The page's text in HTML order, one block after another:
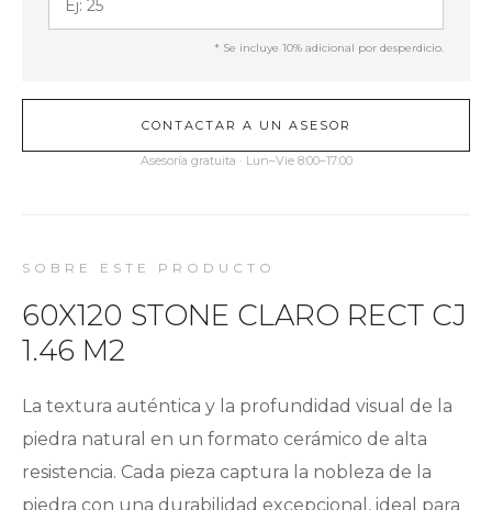
* Se incluye 10% adicional por desperdicio.
CONTACTAR A UN ASESOR
Asesoría gratuita · Lun–Vie 8:00–17:00
SOBRE ESTE PRODUCTO
60X120 STONE CLARO RECT CJ
1.46 M2
La textura auténtica y la profundidad visual de la
piedra natural en un formato cerámico de alta
resistencia. Cada pieza captura la nobleza de la
piedra con una durabilidad excepcional, ideal para